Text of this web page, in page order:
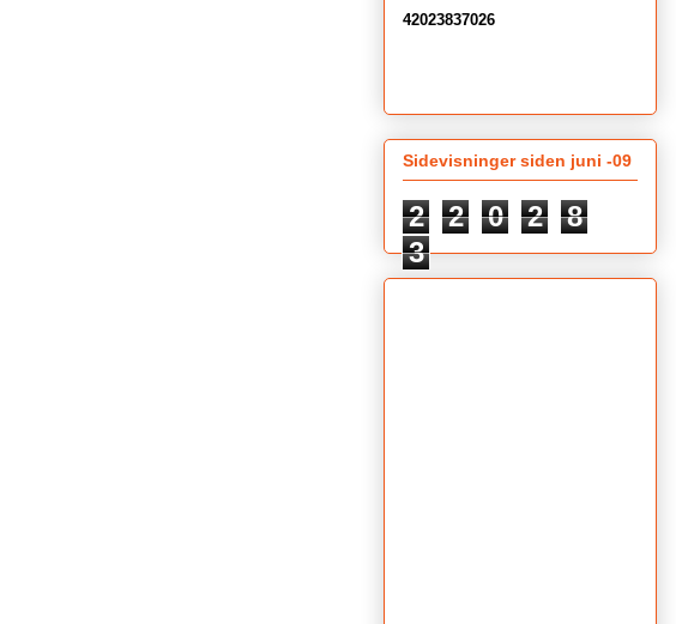
42023837026
Sidevisninger siden juni -09
2 2 0 2
8
3